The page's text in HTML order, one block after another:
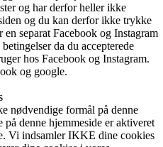
og har derfor heller ikke
og du kan derfor ikke trykke
separat Facebook og Instagram
da du accepterede
hos Facebook og Instagram.
og google.
nødvendige formål på denne
denne hjemmeside er aktiveret
Vi indsamler IKKE dine cookies